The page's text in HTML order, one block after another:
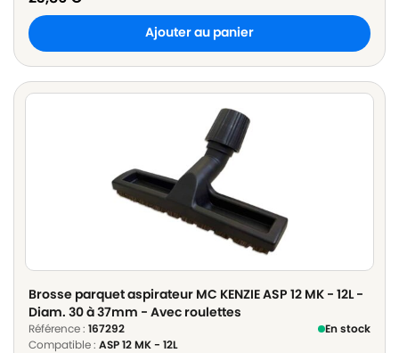
Ajouter au panier
Brosse parquet aspirateur MC KENZIE ASP 12 MK - 12L -
Diam. 30 à 37mm - Avec roulettes
Référence : 167292
En stock
Compatible : ASP 12 MK - 12L